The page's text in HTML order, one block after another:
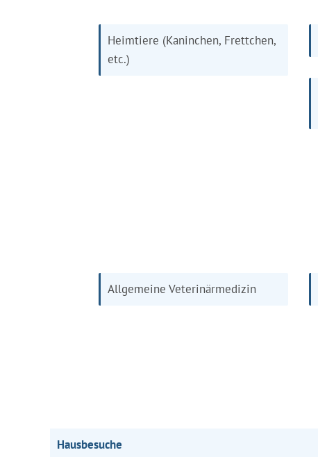
Heimtiere (Kaninchen, Frettchen,
etc.)
Allgemeine Veterinärmedizin
Hausbesuche